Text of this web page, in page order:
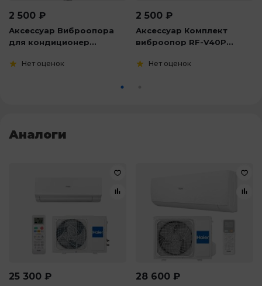
2 500 ₽
Аксессуар Виброопора
для кондиционер...
Нет оценок
2 500 ₽
Аксессуар Комплект
виброопор RF-V40P...
Нет оценок
Аналоги
25 300 ₽ 28 600 ₽